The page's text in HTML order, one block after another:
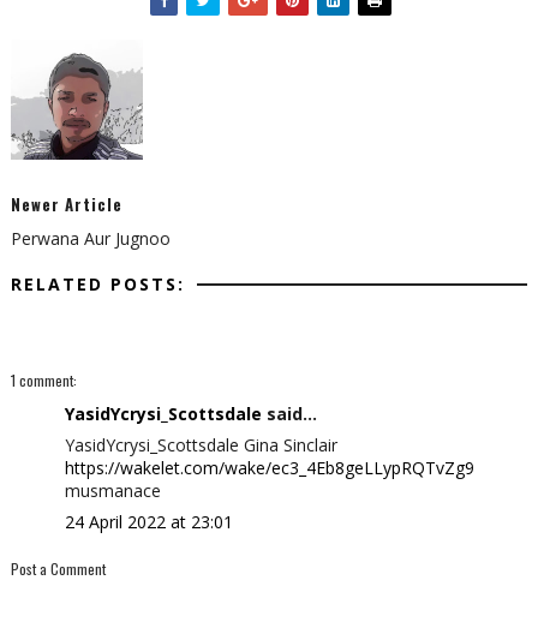
Newer Article
Perwana Aur Jugnoo
RELATED POSTS:
1 comment:
YasidYcrysi_Scottsdale said...
YasidYcrysi_Scottsdale Gina Sinclair
https://wakelet.com/wake/ec3_4Eb8geLLypRQTvZg9
musmanace
24 April 2022 at 23:01
Post a Comment